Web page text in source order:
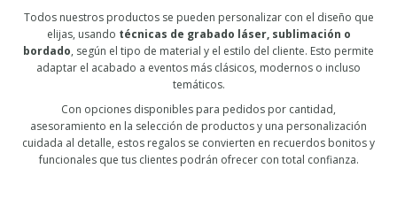
Todos nuestros productos se pueden personalizar con el diseño que
elijas, usando técnicas de grabado láser, sublimación o
bordado, según el tipo de material y el estilo del cliente. Esto permite
adaptar el acabado a eventos más clásicos, modernos o incluso
temáticos.
Con opciones disponibles para pedidos por cantidad,
asesoramiento en la selección de productos y una personalización
cuidada al detalle, estos regalos se convierten en recuerdos bonitos y
funcionales que tus clientes podrán ofrecer con total confianza.